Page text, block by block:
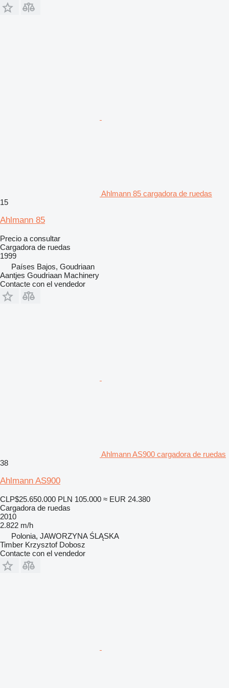
Ahlmann 85 cargadora de ruedas
15
Ahlmann 85
Precio a consultar
Cargadora de ruedas
1999
Países Bajos, Goudriaan
Aantjes Goudriaan Machinery
Contacte con el vendedor
Ahlmann AS900 cargadora de ruedas
38
Ahlmann AS900
CLP$25.650.000 PLN 105.000 ≈ EUR 24.380
Cargadora de ruedas
2010
2.822 m/h
Polonia, JAWORZYNA ŚLĄSKA
Timber Krzysztof Dobosz
Contacte con el vendedor